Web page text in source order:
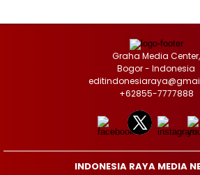
Graha Media Center,
Bogor - Indonesia
+62855-7777888
INDONESIA RAYA MEDIA